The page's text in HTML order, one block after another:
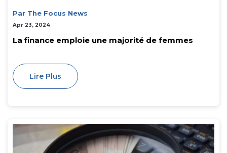
Par The Focus News
Apr 23, 2024
La finance emploie une majorité de femmes
Lire Plus